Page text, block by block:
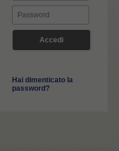
Hai dimenticato la
password?